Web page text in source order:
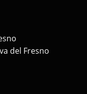
del Fresno